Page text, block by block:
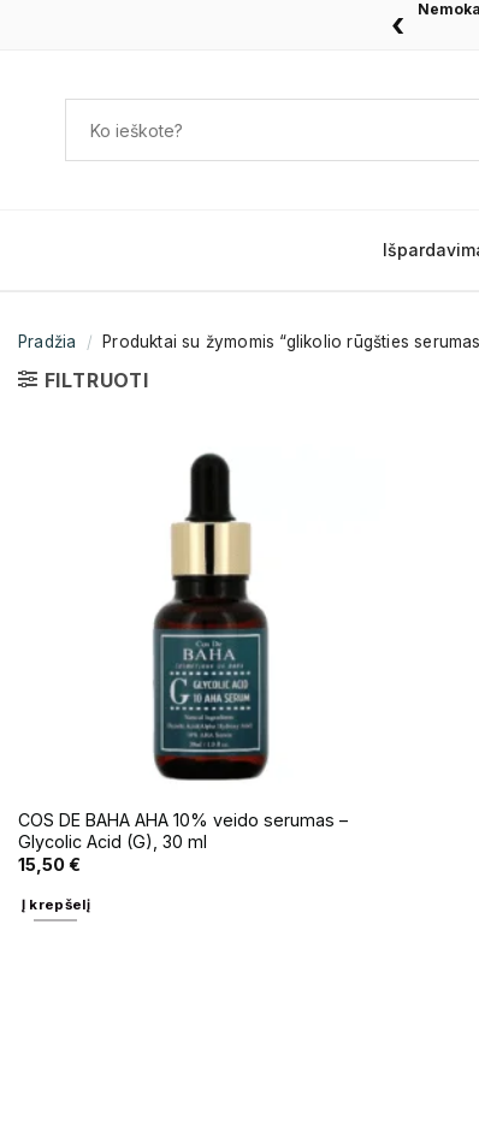
‹
Pradžia / Produktai su žymomis “glikolio rūgšties
FILTRUOTI
COS DE BAHA AHA 10% veido serumas –
Glycolic Acid (G), 30 ml
15,50€
Į krepšelį